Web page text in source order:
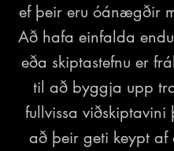
ef þeir eru óánægðir
Að hafa einfalda
eða skiptastefnu er
til að byggja upp
fullvissa viðskiptavini
að þeir geti keypt af